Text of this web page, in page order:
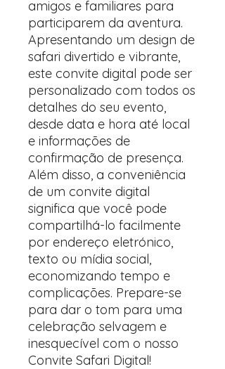
amigos e familiares para
participarem da aventura.
Apresentando um design de
safari divertido e vibrante,
este convite digital pode ser
personalizado com todos os
detalhes do seu evento,
desde data e hora até local
e informações de
confirmação de presença.
Além disso, a conveniência
de um convite digital
significa que você pode
compartilhá-lo facilmente
por endereço eletrónico,
texto ou mídia social,
economizando tempo e
complicações. Prepare-se
para dar o tom para uma
celebração selvagem e
inesquecível com o nosso
Convite Safari Digital!